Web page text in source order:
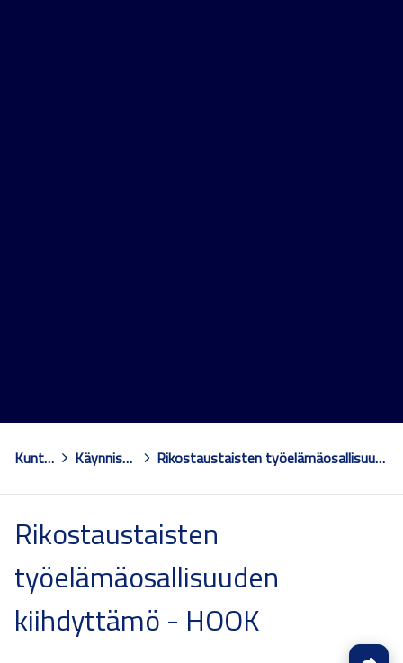
Kuntoutussäätiö Käynnissä olevat hankkeet Rikostaustaisten työelämäosallisuuden kiihdyttämö - HOOK
Rikostaustaisten
työelämäosallisuuden
kiihdyttämö - HOOK